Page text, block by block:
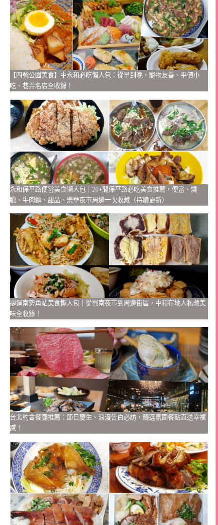
【四號公園美食】中永和必吃懶人包：從早到晚，寵物友善、平價小
吃、巷弄名店全收錄！
永和保平路便當美食懶人包｜20+間保平路必吃美食推薦，便當、燒
臘、牛肉麵、甜品、樂華夜市周邊一次收藏（持續更新）
捷運南勢角站美食懶人包｜從興南夜市到周邊街區，中和在地人私藏美
味全收錄！
台北約會餐廳推薦：節日慶生、浪漫告白必訪，精選氛圍餐點直送幸福
感！